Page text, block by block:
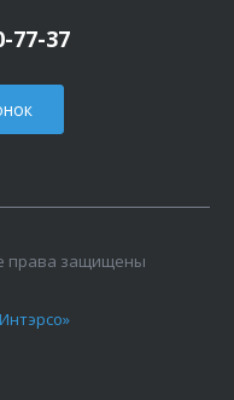
77-37
права защищены